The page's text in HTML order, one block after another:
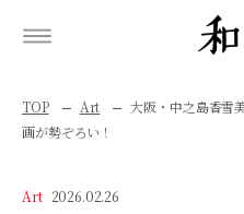
TOP Art
大阪・中之島香雪
画が勢ぞろい！
Art 2026.02.26